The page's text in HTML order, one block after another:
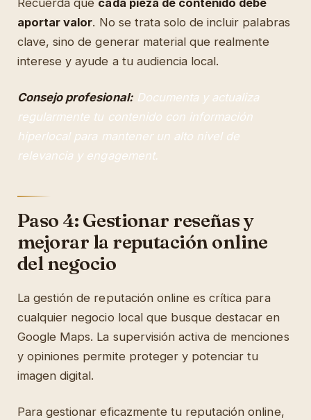
Recuerda que cada pieza de contenido debe
aportar valor. No se trata solo de incluir palabras
clave, sino de generar material que realmente
interese y ayude a tu audiencia local.
Consejo profesional: Documenta y actualiza
regularmente tu contenido con información
hiperlocal para mantener un alto nivel de
relevancia y engagement.
Paso 4: Gestionar reseñas y
mejorar la reputación online
del negocio
La gestión de reputación online es crítica para
cualquier negocio local que busque destacar en
Google Maps. La supervisión activa de menciones
y opiniones permite proteger y potenciar tu
imagen digital.
Para gestionar eficazmente tu reputación online,